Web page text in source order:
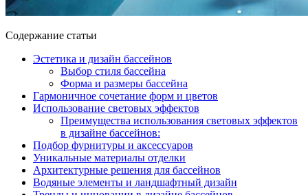
Содержание статьи
Эстетика и дизайн бассейнов
Выбор стиля бассейна
Форма и размеры бассейна
Гармоничное сочетание форм и цветов
Использование световых эффектов
Преимущества использования световых эффектов
в дизайне бассейнов:
Подбор фурнитуры и аксессуаров
Уникальные материалы отделки
Архитектурные решения для бассейнов
Водяные элементы и ландшафтный дизайн